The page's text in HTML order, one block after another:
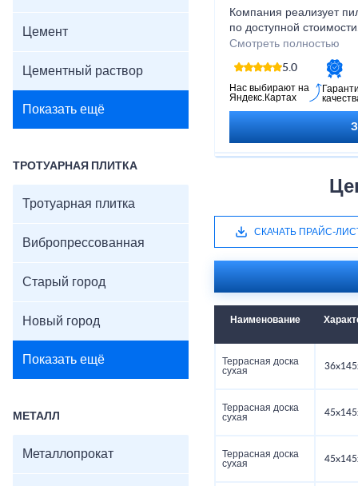
Цемент
Цементный раствор
Показать ещё
ТРОТУАРНАЯ ПЛИТКА
Тротуарная плитка
Вибропрессованная
Старый город
Новый город
Показать ещё
МЕТАЛЛ
Металлопрокат
Компания реализует
по доступной
выгодные условия
Пиломатериалы
древесины хвойных
Смотреть полностью
5.0
Нас выбирают на
Яндекс.Картах
СКАЧАТЬ ПРАЙС-
Наименование
Террасная доска
сухая
Террасная доска
сухая
Террасная доска
сухая